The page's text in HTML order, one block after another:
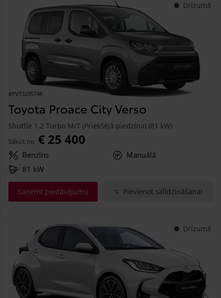
Drīzumā
#PVT3295748
Toyota Proace City Verso
Shuttle 1.2 Turbo M/T (Priekšējā piedziņa) (81 kW)
Sākot no € 25 400
Benzīns
Manuālā
81 kW
Saņemt piedāvājumu Pievienot salīdzināšanai
Drīzumā